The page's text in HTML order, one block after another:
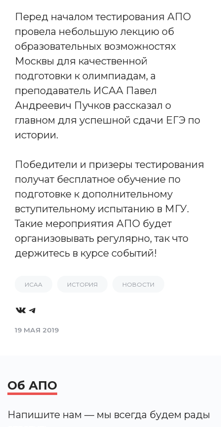
Перед началом тестирования АПО
провела небольшую лекцию об
образовательных возможностях
Москвы для качественной
подготовки к олимпиадам, а
преподаватель ИСАА Павел
Андреевич Пучков рассказал о
главном для успешной сдачи ЕГЭ по
истории.
Победители и призеры тестирования
получат бесплатное обучение по
подготовке к дополнительному
вступительному испытанию в МГУ.
Такие мероприятия АПО будет
организовывать регулярно, так что
держитесь в курсе событий!
ИСАА ИСТОРИЯ НОВОСТИ
VKTelegram
19 МАЯ 2019
Об АПО
Напишите нам — мы всегда будем рады